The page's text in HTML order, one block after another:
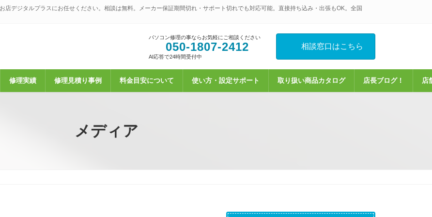
店デジタルプラスにお任せください。相談は無料。メーカー保証期間切れ・サポート切れでも対応可能。直接持ち込み・出張もOK。全国
パソコン修理の事ならお気軽にご相談ください
050-1807-2412
AI応答で24時間受付中
相談窓口はこちら
修理実績 修理見積り事例 料金目安について 使い方・設定サポート 取り扱い商品カタログ 店長ブログ！ 店
メディア